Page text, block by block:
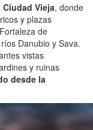
Vieja, donde
y plazas
de
Danubio y Sava.
vistas
y ruinas
desde la